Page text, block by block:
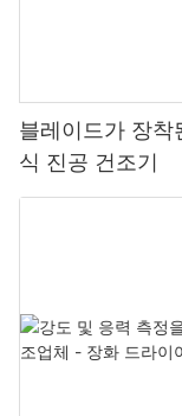
블레이드가 장착
식 진공 건조기